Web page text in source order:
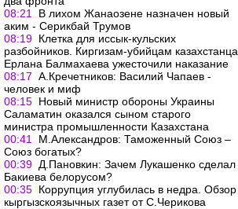
08:21
В лихом Жанаозене назначен новый
аким - Серикбай Трумов
08:19 Клетка для иссык-кульских
разбойников. Киргизам-убийцам казахстанца
Ерлана Балмахаева ужесточили наказание
08:17 А.Кречетников: Василий Чапаев -
человек и миф
08:15 Новый министр обороны Украины
Саламатин оказался сыном старого
министра промышленности Казахстана
00:41
М.Александров: Таможенный Союз –
Союз богатых?
00:39 Д.Пановкин: Зачем Лукашенко сделал
Бакиева белорусом?
00:35 Коррупция углубилась в недра. Обзор
кыргызскоязычных газет от С.Черикова